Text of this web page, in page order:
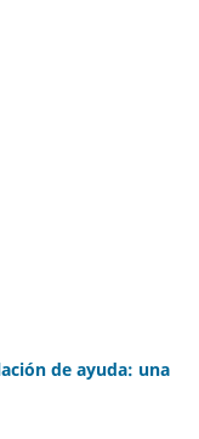
de ayuda: una